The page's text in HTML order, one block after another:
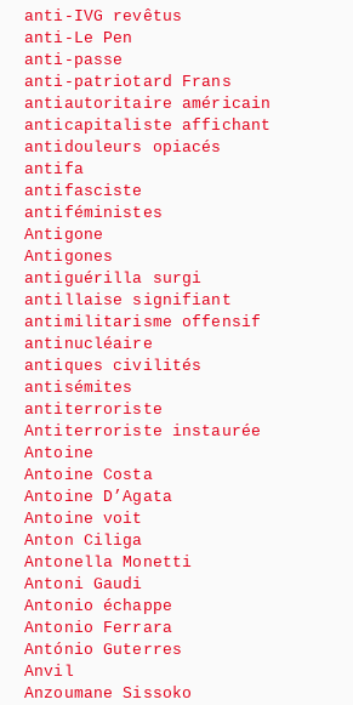
anti-IVG revêtus
anti-Le Pen
anti-passe
anti-patriotard Frans
antiautoritaire américain
anticapitaliste affichant
antidouleurs opiacés
antifa
antifasciste
antiféministes
Antigone
Antigones
antiguérilla surgi
antillaise signifiant
antimilitarisme offensif
antinucléaire
antiques civilités
antisémites
antiterroriste
Antiterroriste instaurée
Antoine
Antoine Costa
Antoine D’Agata
Antoine voit
Anton Ciliga
Antonella Monetti
Antoni Gaudi
Antonio échappe
Antonio Ferrara
António Guterres
Anvil
Anzoumane Sissoko